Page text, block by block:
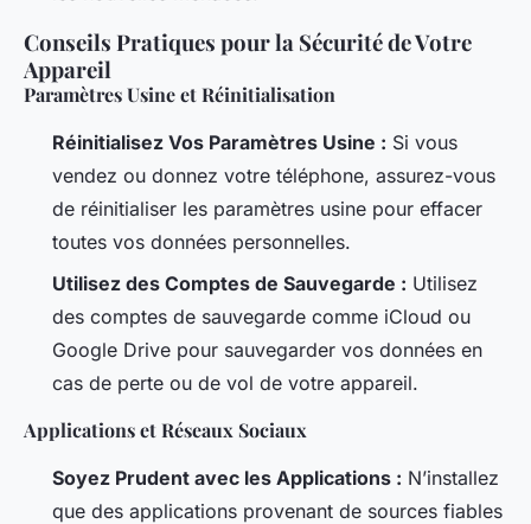
Conseils Pratiques pour la Sécurité de Votre
Appareil
Paramètres Usine et Réinitialisation
Réinitialisez Vos Paramètres Usine : Si vous
vendez ou donnez votre téléphone, assurez-vous
de réinitialiser les paramètres usine pour effacer
toutes vos données personnelles.
Utilisez des Comptes de Sauvegarde : Utilisez
des comptes de sauvegarde comme iCloud ou
Google Drive pour sauvegarder vos données en
cas de perte ou de vol de votre appareil.
Applications et Réseaux Sociaux
Soyez Prudent avec les Applications : N’installez
que des applications provenant de sources fiables